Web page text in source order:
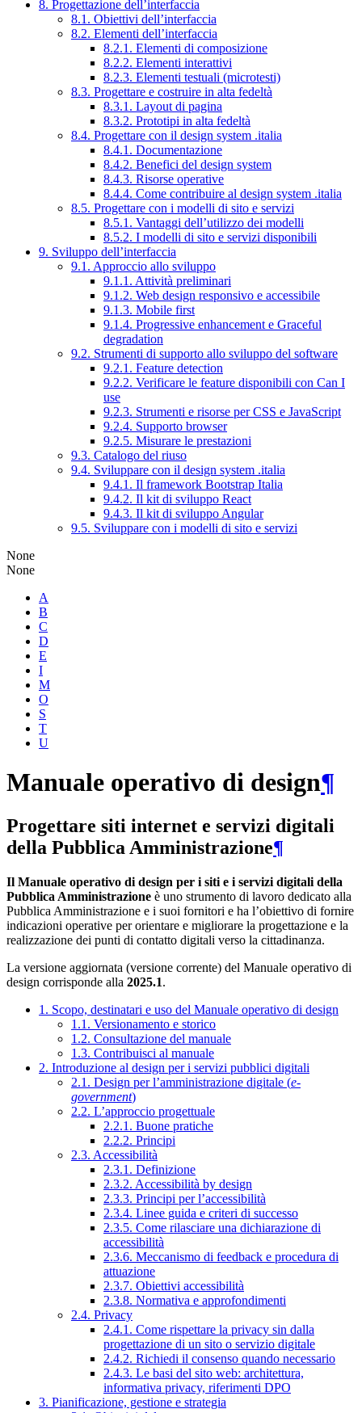
8. Progettazione dell’interfaccia
8.1. Obiettivi dell’interfaccia
8.2. Elementi dell’interfaccia
8.2.1. Elementi di composizione
8.2.2. Elementi interattivi
8.2.3. Elementi testuali (microtesti)
8.3. Progettare e costruire in alta fedeltà
8.3.1. Layout di pagina
8.3.2. Prototipi in alta fedeltà
8.4. Progettare con il design system .italia
8.4.1. Documentazione
8.4.2. Benefici del design system
8.4.3. Risorse operative
8.4.4. Come contribuire al design system .italia
8.5. Progettare con i modelli di sito e servizi
8.5.1. Vantaggi dell’utilizzo dei modelli
8.5.2. I modelli di sito e servizi disponibili
9. Sviluppo dell’interfaccia
9.1. Approccio allo sviluppo
9.1.1. Attività preliminari
9.1.2. Web design responsivo e accessibile
9.1.3. Mobile first
9.1.4. Progressive enhancement e Graceful
degradation
9.2. Strumenti di supporto allo sviluppo del software
9.2.1. Feature detection
9.2.2. Verificare le feature disponibili con Can I
use
9.2.3. Strumenti e risorse per CSS e JavaScript
9.2.4. Supporto browser
9.2.5. Misurare le prestazioni
9.3. Catalogo del riuso
9.4. Sviluppare con il design system .italia
9.4.1. Il framework Bootstrap Italia
9.4.2. Il kit di sviluppo React
9.4.3. Il kit di sviluppo Angular
9.5. Sviluppare con i modelli di sito e servizi
None
None
A
B
C
D
E
I
M
O
S
T
U
Manuale operativo di design¶
Progettare siti internet e servizi digitali
della Pubblica Amministrazione¶
Il Manuale operativo di design per i siti e i servizi digitali della
Pubblica Amministrazione è uno strumento di lavoro dedicato alla
Pubblica Amministrazione e i suoi fornitori e ha l’obiettivo di fornire
indicazioni operative per orientare e migliorare la progettazione e la
realizzazione dei punti di contatto digitali verso la cittadinanza.
La versione aggiornata (versione corrente) del Manuale operativo di
design corrisponde alla 2025.1.
1. Scopo, destinatari e uso del Manuale operativo di design
1.1. Versionamento e storico
1.2. Consultazione del manuale
1.3. Contribuisci al manuale
2. Introduzione al design per i servizi pubblici digitali
2.1. Design per l’amministrazione digitale (e-
government)
2.2. L’approccio progettuale
2.2.1. Buone pratiche
2.2.2. Principi
2.3. Accessibilità
2.3.1. Definizione
2.3.2. Accessibilità by design
2.3.3. Principi per l’accessibilità
2.3.4. Linee guida e criteri di successo
2.3.5. Come rilasciare una dichiarazione di
accessibilità
2.3.6. Meccanismo di feedback e procedura di
attuazione
2.3.7. Obiettivi accessibilità
2.3.8. Normativa e approfondimenti
2.4. Privacy
2.4.1. Come rispettare la privacy sin dalla
progettazione di un sito o servizio digitale
2.4.2. Richiedi il consenso quando necessario
2.4.3. Le basi del sito web: architettura,
informativa privacy, riferimenti DPO
3. Pianificazione, gestione e strategia